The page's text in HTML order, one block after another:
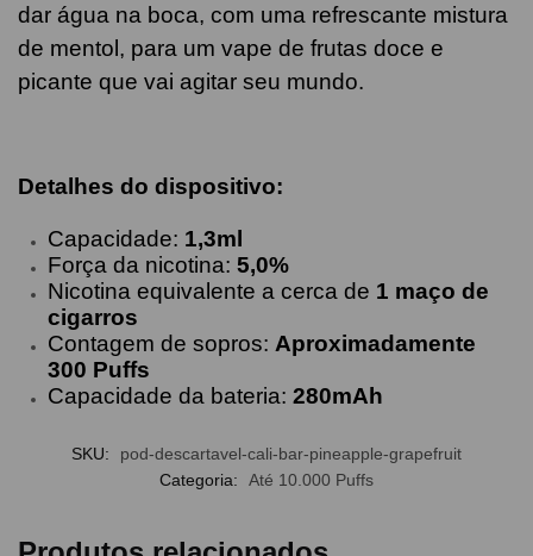
dar água na boca, com uma refrescante mistura
de mentol, para um vape de frutas doce e
picante que vai agitar seu mundo.
Detalhes do dispositivo:
Capacidade: 1,3ml
Força da nicotina: 5,0%
Nicotina equivalente a cerca de 1 maço de
cigarros
Contagem de sopros: Aproximadamente
300 Puffs
Capacidade da bateria: 280mAh
SKU:
pod-descartavel-cali-bar-pineapple-grapefruit
Categoria:
Até 10.000 Puffs